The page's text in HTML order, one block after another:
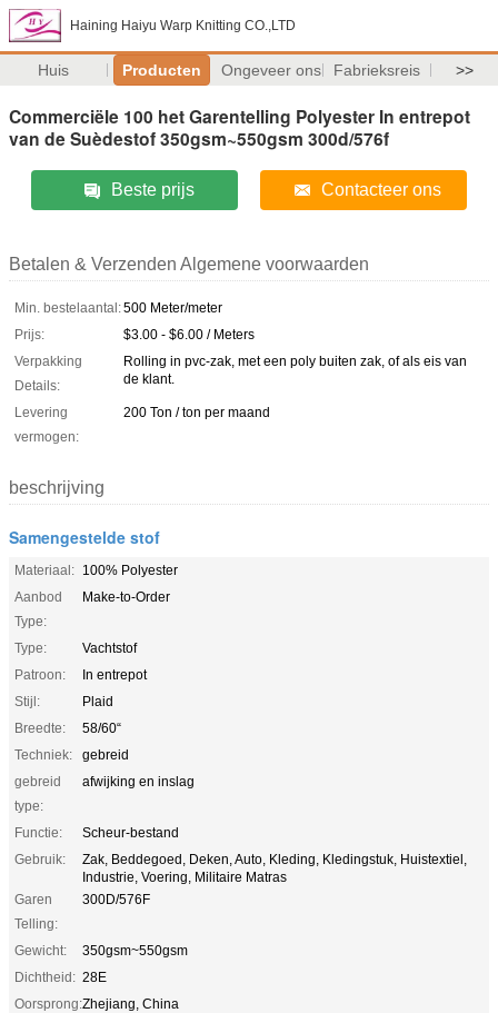
Haining Haiyu Warp Knitting CO.,LTD
Huis Producten Ongeveer ons Fabrieksreis >>
Commerciële 100 het Garentelling Polyester In entrepot
van de Suèdestof 350gsm~550gsm 300d/576f
Beste prijs Contacteer ons
Betalen & Verzenden Algemene voorwaarden
Min. bestelaantal:500 Meter/meter
Prijs:
$3.00 - $6.00 / Meters
Verpakking
Details:
Rolling in pvc-zak, met een poly buiten zak, of als eis van
de klant.
Levering
vermogen:
200 Ton / ton per maand
beschrijving
Samengestelde stof
Materiaal: 100% Polyester
Aanbod
Type:
Make-to-Order
Type:
Vachtstof
Patroon:
In entrepot
Stijl:
Plaid
Breedte:
58/60“
Techniek:
gebreid
gebreid
type:
afwijking en inslag
Functie:
Scheur-bestand
Gebruik:
Zak, Beddegoed, Deken, Auto, Kleding, Kledingstuk, Huistextiel,
Industrie, Voering, Militaire Matras
Garen
Telling:
300D/576F
Gewicht:
350gsm~550gsm
Dichtheid: 28E
Oorsprong:Zhejiang, China